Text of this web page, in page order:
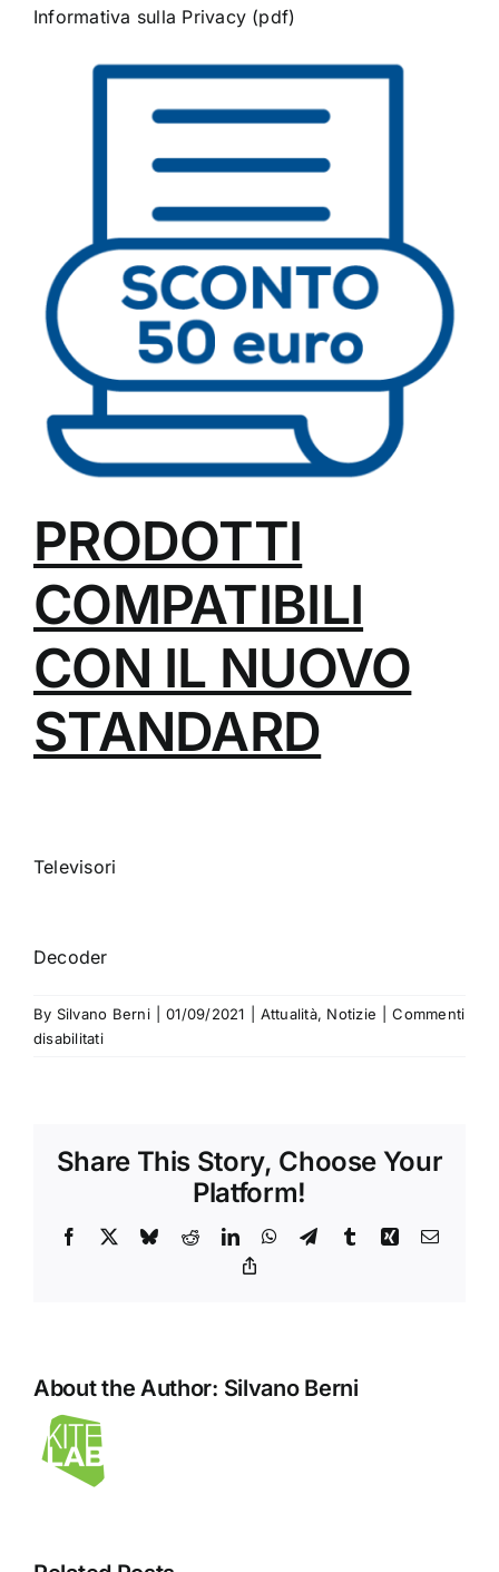
Informativa sulla Privacy (pdf)
PRODOTTI
COMPATIBILI
CON IL NUOVO
STANDARD
Televisori
Decoder
By Silvano Berni 01/09/2021 Attualità, Notizie
Commenti
disabilitatisu
euro
Share This Story, Choose Your
Platform!
Facebook BlueskyRedditLinkedInWhatsApp
TelegramTumblrXing Email
About the Author: Silvano Berni